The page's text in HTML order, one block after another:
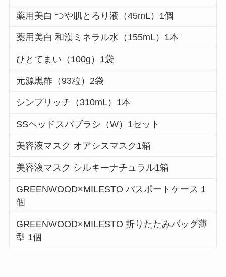
薬用美白 つや肌とろり液（45mL）1個
薬用美白 和漢ミネラル水（155mL）1本
ひとてまい（100g）1袋
元源黒酢（93粒）2袋
シンプリッチ（310mL）1本
SSヘッドスパブラシ（W）1セット
美容液マスク オアシスマスク1箱
美容液マスク シルキーナチュラル1箱
GREENWOOD×MILESTO パスポートケース 1
個
GREENWOOD×MILESTO 折りたたみバッグ薄
型 1個